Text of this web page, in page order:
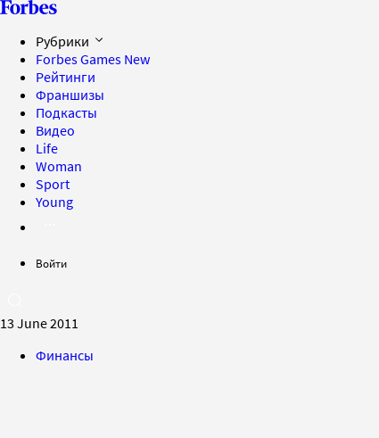
Рубрики
Forbes Games New
Рейтинги
Франшизы
Подкасты
Видео
Life
Woman
Sport
Young
Войти
13 June 2011
Финансы